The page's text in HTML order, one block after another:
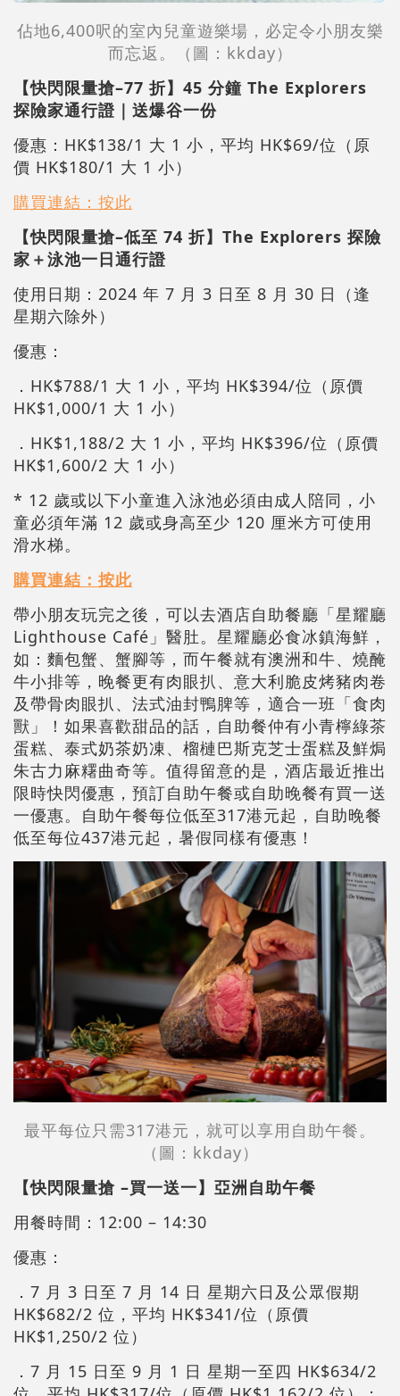
佔地6,400呎的室內兒童遊樂場，必定令小朋友樂
而忘返。
（圖：kkday）
【快閃限量搶–77 折】45 分鐘 The Explorers
探險家通行證｜送爆谷一份
優惠：HK$138/1 大 1 小，平均 HK$69/位（原
價 HK$180/1 大 1 小）
購買連結：按此
【快閃限量搶–低至 74 折】The Explorers 探險
家＋泳池一日通行證
使用日期：2024 年 7 月 3 日至 8 月 30 日（逢
星期六除外）
優惠：
．HK$788/1 大 1 小，平均 HK$394/位（原價
HK$1,000/1 大 1 小）
．HK$1,188/2 大 1 小，平均 HK$396/位（原價
HK$1,600/2 大 1 小）
* 12 歲或以下小童進入泳池必須由成人陪同，小
童必須年滿 12 歲或身高至少 120 厘米方可使用
滑水梯。
購買連結：按此
帶小朋友玩完之後，可以去酒店自助餐廳「星耀廳
Lighthouse Café」醫肚。星耀廳必食冰鎮海鮮，
如：麵包蟹、蟹腳等，而午餐就有澳洲和牛、燒醃
牛小排等，晚餐更有肉眼扒、意大利脆皮烤豬肉卷
及帶骨肉眼扒、法式油封鴨脾等，適合一班「食肉
獸」！如果喜歡甜品的話，自助餐仲有小青檸綠茶
蛋糕、泰式奶茶奶凍、榴槤巴斯克芝士蛋糕及鮮焗
朱古力麻糬曲奇等。值得留意的是，酒店最近推出
限時快閃優惠，預訂自助午餐或自助晚餐有買一送
一優惠。自助午餐每位低至317港元起，自助晚餐
低至每位437港元起，暑假同樣有優惠！
最平每位只需317港元，就可以享用自助午餐。
（圖：kkday）
【快閃限量搶 –買一送一】亞洲自助午餐
用餐時間：12:00 – 14:30
優惠：
．7 月 3 日至 7 月 14 日 星期六日及公眾假期
HK$682/2 位，平均 HK$341/位（原價
HK$1,250/2 位）
．7 月 15 日至 9 月 1 日 星期一至四 HK$634/2